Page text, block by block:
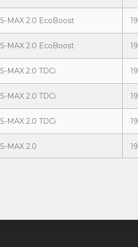
S-MAX 2.0 EcoBoost
S-MAX 2.0 EcoBoost
S-MAX 2.0 TDCi
S-MAX 2.0 TDCi
S-MAX 2.0 TDCi
S-MAX 2.0